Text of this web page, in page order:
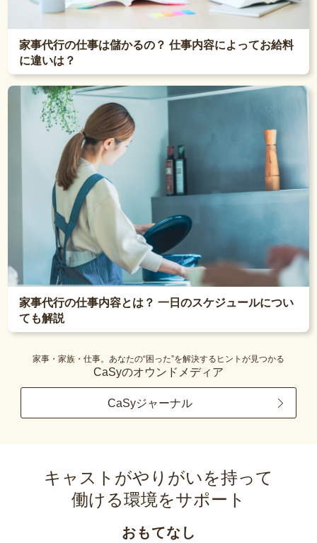
家事代行の仕事は儲かるの？ 仕事内容によってお給料
に違いは？
家事代行の仕事内容とは？ 一日のスケジュールについ
ても解説
家事・家族・仕事。あなたの“困った”を解決するヒントが見つかる
CaSyのオウンドメディア
CaSyジャーナル
キャストがやりがいを持って
働ける環境をサポート
おもてなし